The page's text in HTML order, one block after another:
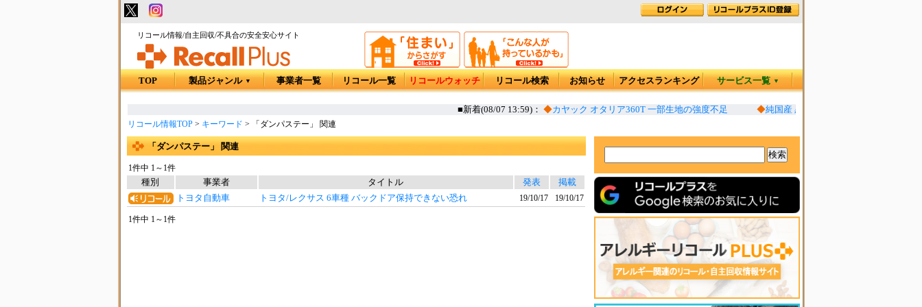
リコール情報/自主回収/不具合の安全安心サイト
TOP 製品ジャンル ▼ 事業者一覧 リコール一覧 リコールウォッチ リコール検索 お知らせ アクセスランキング サービス一覧 ▼
■新着(08/07 13:59)：◆カヤック オタリア360T 一部生地の強度不足 ◆純国産 黒糖 一部カビ発生の恐れ
リコール情報TOP> キーワード > 「ダンパステー」 関連
「ダンパステー」 関連
1件中 1～1件
種別 事業者 タイトル 発表
掲載
トヨタ自動車
トヨタ/レクサス 6車種 バックドア保持できない恐れ 19/10/17 19/10/17
1件中 1～1件